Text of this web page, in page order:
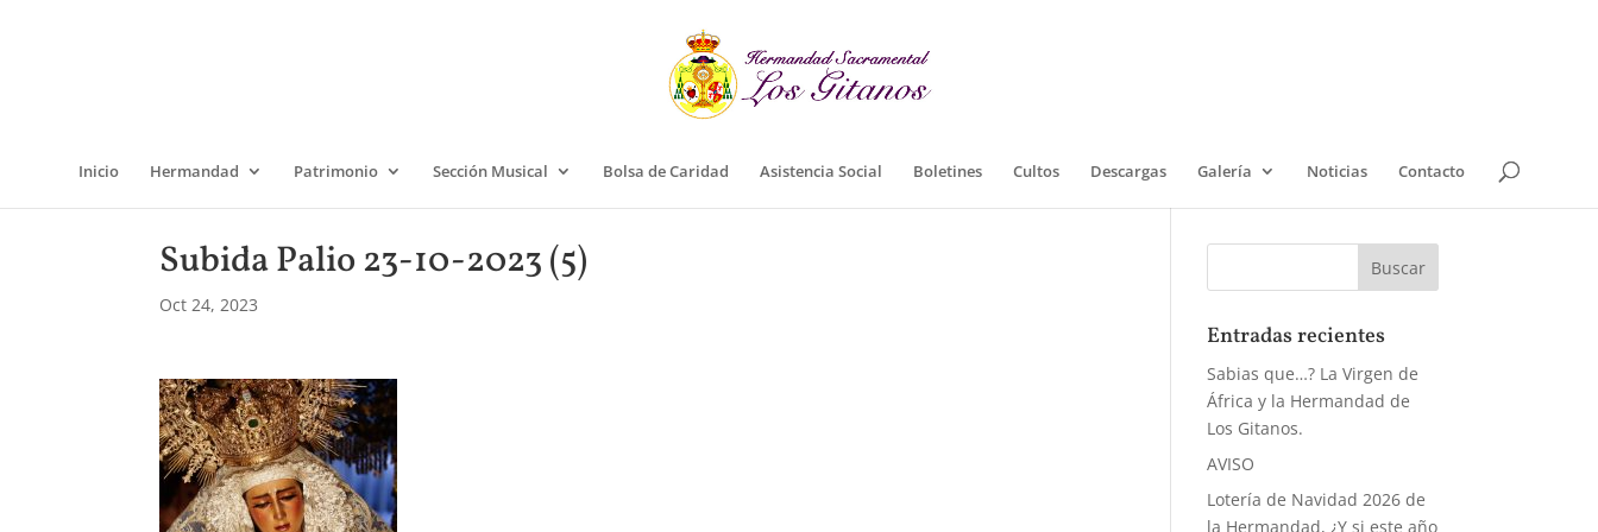
Inicio Hermandad Patrimonio Sección Musical Bolsa de Caridad Asistencia Social Boletines Cultos Descargas Galería Noticias Contacto
Subida Palio 23-10-2023 (5)
Oct 24, 2023
Entradas recientes
Sabias que…? La Virgen de
África y la Hermandad de
Los Gitanos.
AVISO
Lotería de Navidad 2026 de
la Hermandad, ¿Y si este año